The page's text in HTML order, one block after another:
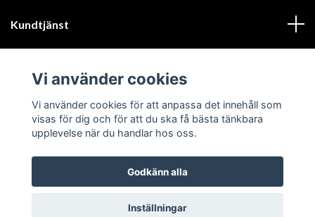
Kundtjänst
Sociala medier
© 2026 GIK Racing AB
Vi använder cookies
Vi använder cookies för att anpassa det innehåll som
visas för dig och för att du ska få bästa tänkbara
upplevelse när du handlar hos oss.
Godkänn alla
Inställningar